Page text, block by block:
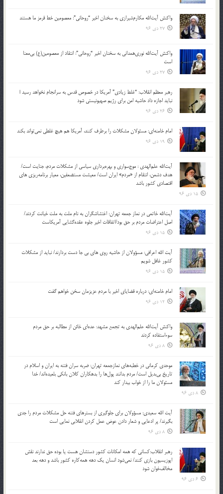
واکنش آیت‌الله مکارم‌شیرازی به سخنان اخیر “روحانی”: معصومین خط قرمز ما هستند
27 دی 96
واکنش آیت‌الله نوری‌همدانی به سخنان اخیر “روحانی”: انتقاد از معصومین(ع) بی‌معنا
است
27 دی 96
رهبر معظم انقلاب: “غلط زیادی” آمریکا در خصوص قدس به سرانجام نخواهد رسید |
نباید اجازه داد حاشیه امن برای رژیم صهیونیستی شود
26 دی 96
امام خامنه‌ای: مسئولان مشکلات را برطرف کنند، آمریکا هم هیچ غلطی نمی‌تواند بکند
19 دی 96
آیت‌الله علم‌الهدی : موج‌سواری و بهره‌برداری سیاسی از مشکلات مردم، جنایت است/
هدف دشمن، انتقام از «مردم» ایران است/ معیشت مستضعفین، معیار برنامه‌ریزی های
اقتصادی کشور باشد
15 دی 96
آیت‌الله خاتمی در نماز جمعه تهران: اغتشاشگران به نام ملت به ملت خیانت کردند/
اصل اعتراضات مردم بر حق بود/اتفاقات اخیر جلوه عقده‌گشایی آمریکاست
15 دی 96
آیت الله اعرافی: مسؤولان از حاشیه روی های بی جا دست بردارند/ نباید از مشکلات
کشور غافل شویم
15 دی 96
امام خامنه‌ای: درباره قضایای اخیر با مردم عزیزمان سخن خواهم گفت
12 دی 96
واکنش آیت‌الله علم‌الهدی به تجمع مشهد: عده‌ای خائن از مطالبه بر حق مردم
سوءاستفاده کردند
8 دی 96
موحدی کرمانی در خطبه‌های نمازجمعه تهران: ضربه‌ سران فتنه به ایران و اسلام در
تاریخ بی‌بدیل است/ مردم بدانند پول‌ها را بدهکاران کلان بانکی بلعیده‌اند/ خدا
مسئولان ما را از خواب بیدار کند
8 دی 96
آیت الله سعیدی: مسؤولان برای جلوگیری از بسترهای فتنه حل مشکلات مردم را جدی
بگیرند/ پر ادعایی و شعار دادن عوض عمل کردن انقلابی نمایی است
8 دی 96
رهبر انقلاب:کسانی که همه امکانات کشور دستشان هست یا بوده حق ندارند نقش
اپوزیسیون بازی کنند/ نمی‌شود انسان یک‌ دهه همه‌کاره کشور باشد و دهه بعد
مخالف‌خوان شود
6 دی 96